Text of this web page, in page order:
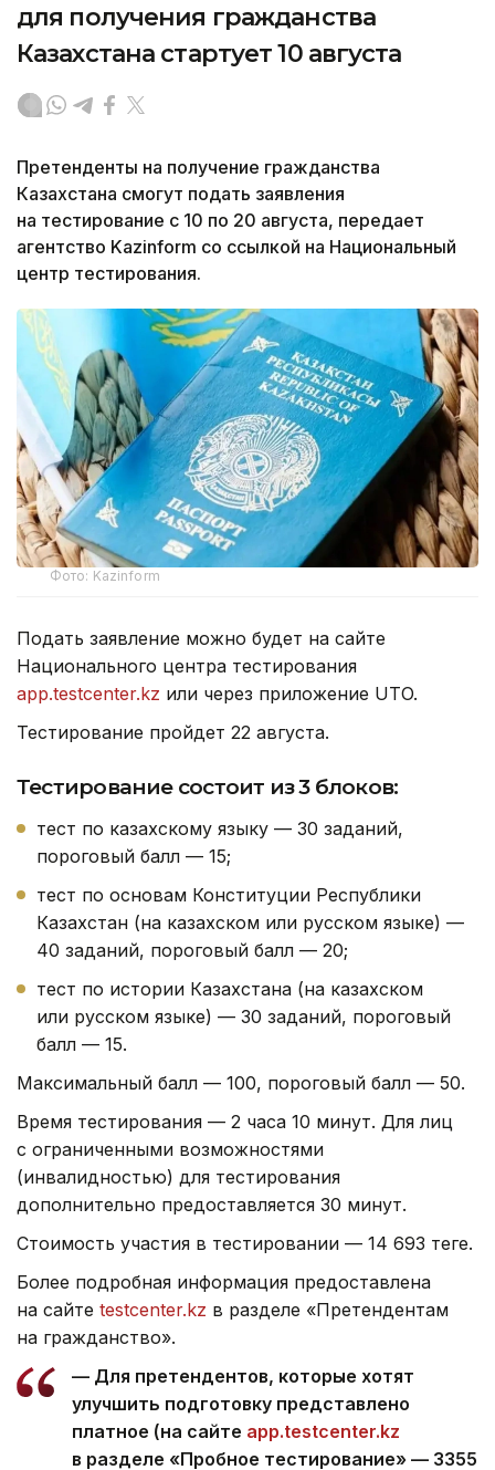
для получения гражданства
Казахстана стартует 10 августа
Претенденты на получение гражданства
Казахстана смогут подать заявления
на тестирование с 10 по 20 августа, передает
агентство Kazinform со ссылкой на Национальный
центр тестирования.
Фото: Kazinform
Подать заявление можно будет на сайте
Национального центра тестирования
app.testcenter.kz или через приложение UTO.
Тестирование пройдет 22 августа.
Тестирование состоит из 3 блоков:
тест по казахскому языку — 30 заданий,
пороговый балл — 15;
тест по основам Конституции Республики
Казахстан (на казахском или русском языке) —
40 заданий, пороговый балл — 20;
тест по истории Казахстана (на казахском
или русском языке) — 30 заданий, пороговый
балл — 15.
Максимальный балл — 100, пороговый балл — 50.
Время тестирования — 2 часа 10 минут. Для лиц
с ограниченными возможностями
(инвалидностью) для тестирования
дополнительно предоставляется 30 минут.
Стоимость участия в тестировании — 14 693 теңге.
Более подробная информация предоставлена
на сайте testcenter.kz в разделе «Претендентам
на гражданство».
— Для претендентов, которые хотят
улучшить подготовку представлено
платное (на сайте app.testcenter.kz
в разделе «Пробное тестирование» — 3355